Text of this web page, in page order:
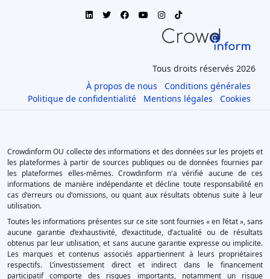
Tous droits réservés 2026
À propos de nous
Conditions générales
Politique de confidentialité
Mentions légales Cookies
Crowdinform OU collecte des informations et des données sur les projets et
les plateformes à partir de sources publiques ou de données fournies par
les plateformes elles-mêmes. Crowdinform n'a vérifié aucune de ces
informations de manière indépendante et décline toute responsabilité en
cas d'erreurs ou d'omissions, ou quant aux résultats obtenus suite à leur
utilisation.
Toutes les informations présentes sur ce site sont fournies « en l’état », sans
aucune garantie d’exhaustivité, d’exactitude, d’actualité ou de résultats
obtenus par leur utilisation, et sans aucune garantie expresse ou implicite.
Les marques et contenus associés appartiennent à leurs propriétaires
respectifs. L’investissement direct et indirect dans le financement
participatif comporte des risques importants, notamment un risque